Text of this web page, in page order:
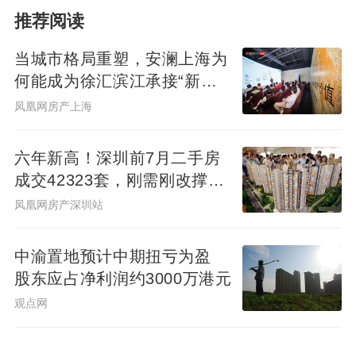
将关于家的实用智慧系统梳理、成册呈现，
真正把“省心”落到每一个细微之处。
交付现场还提供N对1服务，由客服管家、陪
陪同业主完成资料核对、验房讲解、问题记
录各环节。业主无需独自面对复杂环节，疑
问可即时得到解答，有效化解验房焦虑。
推荐阅读
当城市格局重塑，安澜上海为
何能成为徐汇滨江承接“新质
生产力”的人居锚点？
凤凰网房产上海
六年新高！深圳前7月二手房
成交42323套，刚需刚改撑
起"量的回归"
凤凰网房产深圳站
中渝置地预计中期扭亏为盈
股东应占净利润约3000万港元
观点网